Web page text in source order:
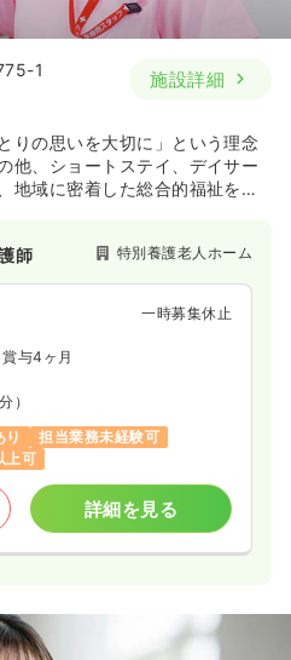
1
施設詳細
りの思いを大切に」という理念
他、ショートステイ、デイサー
地域に密着した総合的福祉を展
師 特別養護老人ホーム
一時募集休止
賞与4ヶ月
）
り
担当業務未経験可
上可
詳細を見る